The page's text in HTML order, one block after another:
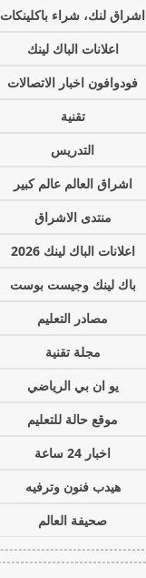
اشراق لنك، شراء باكلينكات
اعلانات الباك لينك
فودوافون اخبار الاتصالات
تقنية
التدريس
اشراق العالم عالم كبير
منتدى الاشراق
اعلانات الباك لينك 2026
باك لينك وجيست بوست
مصادر التعليم
مجلة تقنية
يو ان بي الرياضي
موقع حالة للتعليم
اخبار 24 ساعة
هيدب فنون وترفيه
صحيفة العالم